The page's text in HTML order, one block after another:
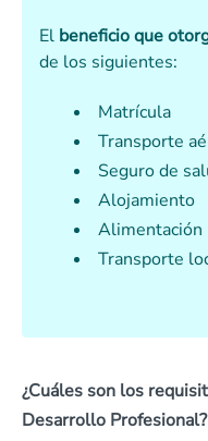
El beneficio que
de los siguientes:
Matrícula
Transporte
Seguro de
Alojamiento
Alimentación
Transporte
¿Cuáles son los
Desarrollo Profesional?